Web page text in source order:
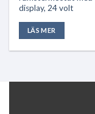
display, 24 volt
LÄS MER